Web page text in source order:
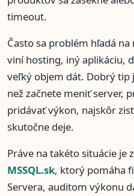
timeout.
Často sa problém hľadá
viní hosting, iný aplikáciu,
veľký objem dát. Dobrý tip
než začnete meniť server,
pridávať výkon, najskôr
skutočne deje.
Práve na takéto situácie
MSSQL.sk, ktorý pomáha
Servera, auditom výkonu